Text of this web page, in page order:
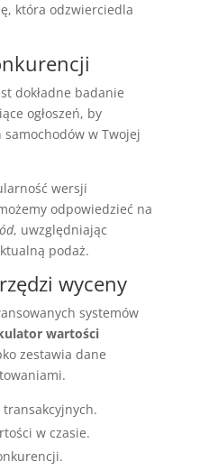
która odzwierciedla
dokładne badanie
ogłoszeń, by
w Twojej
wersji
odpowiedzieć na
, uwzględniając
podaż.
wyceny
systemów
wartości
zestawia dane
w czasie.